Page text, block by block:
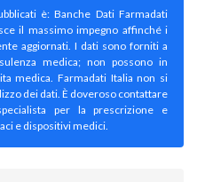
è: Banche Dati Farmadati
il massimo impegno affinché i
aggiornati. I dati sono forniti a
medica; non possono in
medica. Farmadati Italia non si
dei dati. È doveroso contattare
per la prescrizione e
e dispositivi medici.